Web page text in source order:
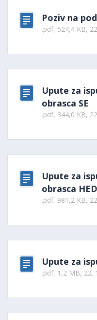
Poziv na
.pdf, 524,4 KB,
Upute za
obrasca SE
.pdf, 344,0 KB,
Upute za
obrasca HED
.pdf, 981,2 KB,
Upute za
.pdf, 1,2 MB, 22.